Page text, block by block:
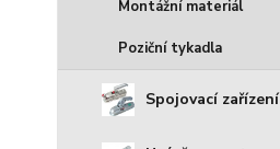
Montážní materiál
Poziční tykadla
Spojovací zařízení